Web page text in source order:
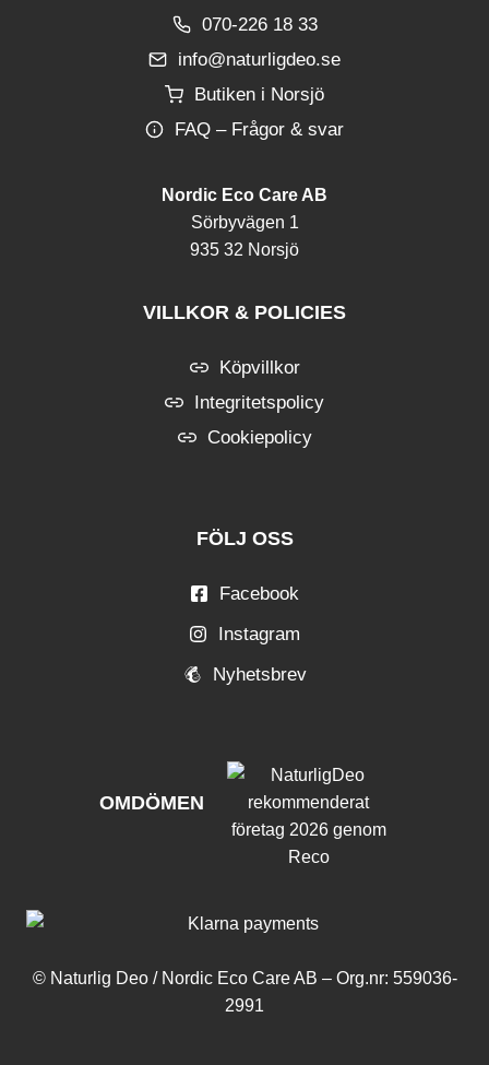
070-226 18 33
info@naturligdeo.se
Butiken i Norsjö
FAQ – Frågor & svar
Nordic Eco Care AB
Sörbyvägen 1
935 32 Norsjö
VILLKOR & POLICIES
Köpvillkor
Integritetspolicy
Cookiepolicy
FÖLJ OSS
Facebook
Instagram
Nyhetsbrev
OMDÖMEN
© Naturlig Deo / Nordic Eco Care AB – Org.nr: 559036-
2991